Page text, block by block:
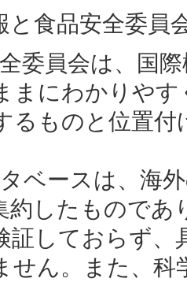
食品安全委員
委員会は、国
まにわかりや
るものと位置
ベースは、海
約したものであ
証しておらず、
せん。また、